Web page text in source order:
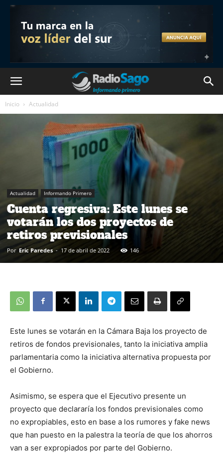
Inicio Actualidad
Actualidad Informando Primero
Cuenta regresiva: Este lunes se
votarán los dos proyectos de
retiros previsionales
Por Eric Paredes - 17 de abril de 2022 146
Este lunes se votarán en la Cámara Baja los proyecto de
retiros de fondos previsionales, tanto la iniciativa amplia
parlamentaria como la iniciativa alternativa propuesta por
el Gobierno.
Asimismo, se espera que el Ejecutivo presente un
proyecto que declararía los fondos previsionales como
no expropiables, esto en base a los rumores y fake news
que han puesto en la palestra la teoría de que los ahorros
van a ser expropiados por parte del Gobierno.